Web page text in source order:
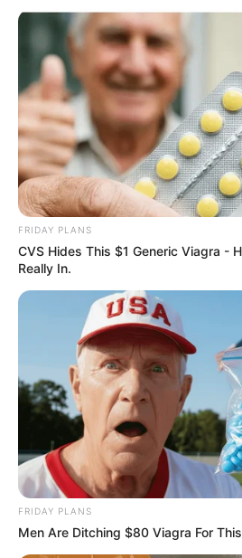
Eifel informiert. Hierzu
multimediale Show über die
Vulkanausbrüche. Außerdem
Tiefe liegender Vulkankeller
Informationen unter
Vulkanpark Ost-Eifel - Mit
Rauschermühle in Plaidt/
Römerbergwerk Meurin bei
in Mendig, der
sowie zahlreichen weiteren
Informationen unter
Naturkundemuseum Maria
mit anschaulichen
Tier- und Pflanzenwelt.
urkundemuseum-maria-
Bad Bertrich - In dem
Kurort befindet sich
Glaubersalztherme (Natrium-
Hydrogenkarbonat-Therme).
vulkanischen Gestein mit
Informationen unter
Wildgehege Hellenthal - Am
FRIDAY PLANS
CVS Hides This $1 Generic Viagra -
Really In.
FRIDAY PLANS
Men Are Ditching $80 Viagra For